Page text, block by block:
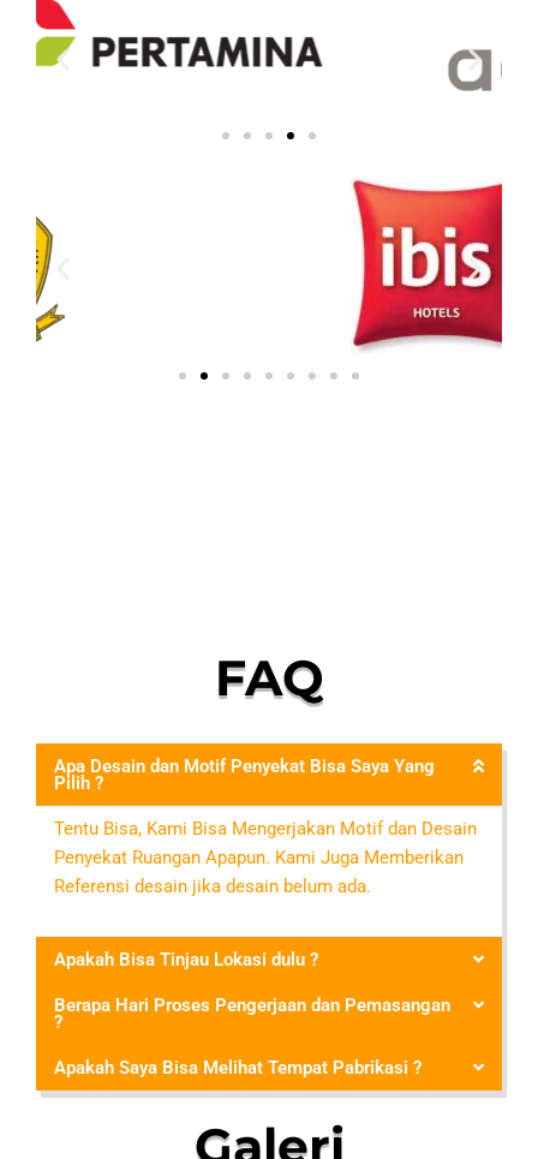
FAQ
Apa Desain dan Motif Penyekat Bisa Saya Yang
Pilih ?
Tentu Bisa, Kami Bisa Mengerjakan Motif dan Desain
Penyekat Ruangan Apapun. Kami Juga Memberikan
Referensi desain jika desain belum ada.
Apakah Bisa Tinjau Lokasi dulu ?
Berapa Hari Proses Pengerjaan dan Pemasangan
?
Apakah Saya Bisa Melihat Tempat Pabrikasi ?
Galeri